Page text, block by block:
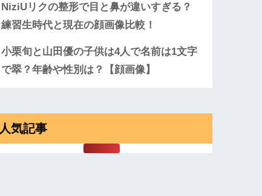
NiziUリクの整形で目と鼻が違いすぎる？
練習生時代と現在の顔画像比較！
小栗旬と山田優の子供は4人で名前は1文字
で翠？年齢や性別は？【顔画像】
人気記事